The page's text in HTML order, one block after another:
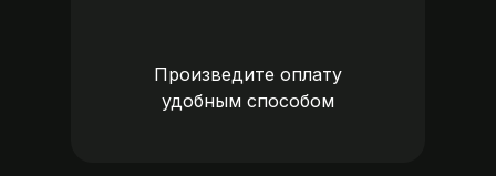
Произведите оплату
удобным способом